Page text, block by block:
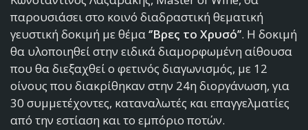
παρουσιάσει στο κοινό διαδραστική θεματική
γευστική δοκιμή με θέμα‘’Βρες το Χρυσό’’. Η δοκιμή
θα υλοποιηθεί στην ειδικά διαμορφωμένη αίθουσα
που θα διεξαχθεί ο φετινός διαγωνισμός, με 12
οίνους που διακρίθηκαν στην 24η διοργάνωση, για
30 συμμετέχοντες, καταναλωτές και επαγγελματίες
από την εστίαση και το εμπόριο ποτών.